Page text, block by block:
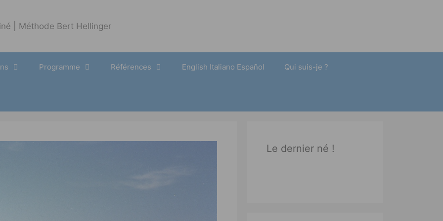
Programme Références English Italiano Español Qui suis-je ?
Le dernier né !